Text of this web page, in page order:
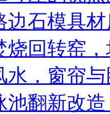
边石模具
烧回转窑
水，窗帘
池翻新改